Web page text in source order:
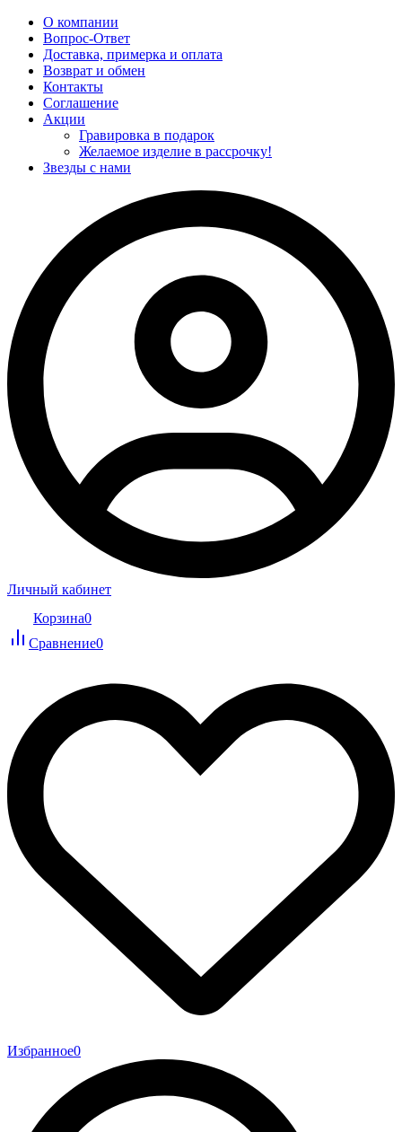
О компании
Вопрос-Ответ
Доставка, примерка и оплата
Возврат и обмен
Контакты
Соглашение
Акции
Гравировка в подарок
Желаемое изделие в рассрочку!
Звезды с нами
Личный кабинет
Корзина0
Сравнение0
Избранное0